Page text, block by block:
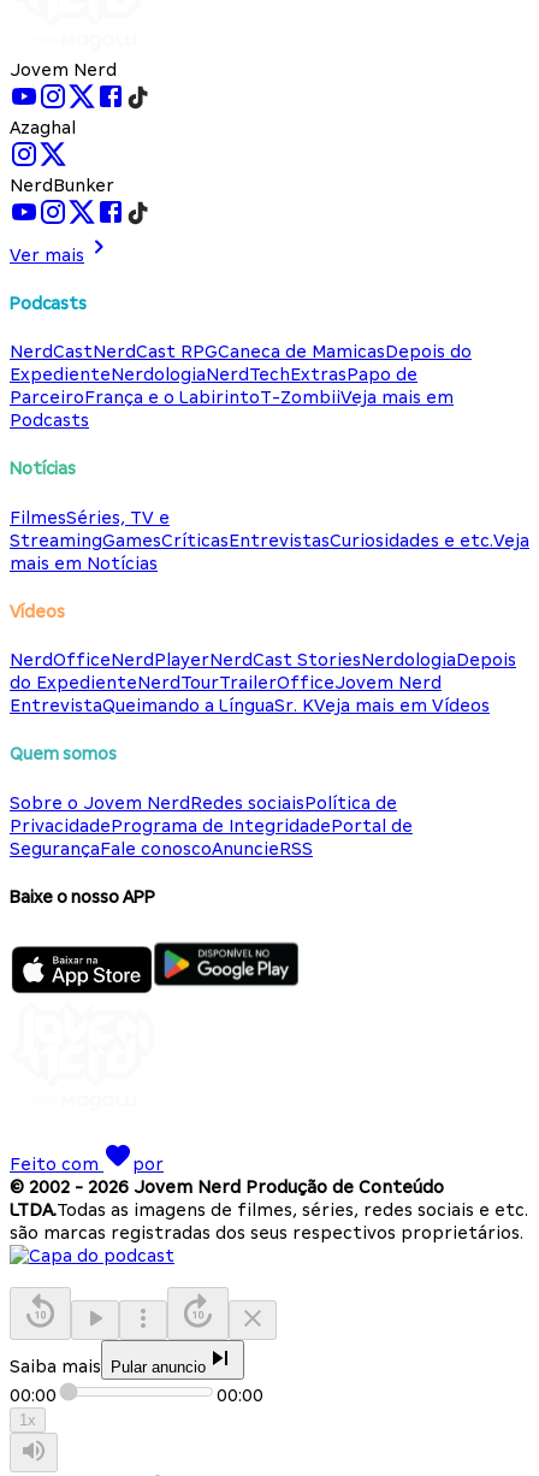
Jovem Nerd
Azaghal
NerdBunker
Ver mais
Podcasts
NerdCastNerdCast RPGCaneca de MamicasDepois do
ExpedienteNerdologiaNerdTechExtrasPapo de
ParceiroFrança e o LabirintoT-ZombiiVeja mais em
Podcasts
Notícias
FilmesSéries, TV e
StreamingGamesCríticasEntrevistasCuriosidades e etc.Veja
mais em Notícias
Vídeos
NerdOfficeNerdPlayerNerdCast StoriesNerdologiaDepois
do ExpedienteNerdTourTrailerOfficeJovem Nerd
EntrevistaQueimando a LínguaSr. KVeja mais em Vídeos
Quem somos
Sobre o Jovem NerdRedes sociaisPolítica de
PrivacidadePrograma de IntegridadePortal de
SegurançaFale conoscoAnuncieRSS
Baixe o nosso APP
Feito com
por
© 2002 - 2026 Jovem Nerd Produção de Conteúdo
LTDA.Todas as imagens de filmes, séries, redes sociais e etc.
são marcas registradas dos seus respectivos proprietários.
Saiba mais Pular anuncio
00:00 00:00
1x